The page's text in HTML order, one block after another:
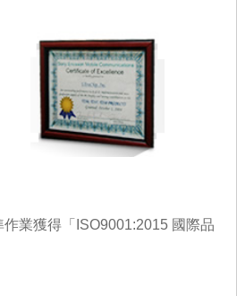
獲得「ISO9001:2015 國際品